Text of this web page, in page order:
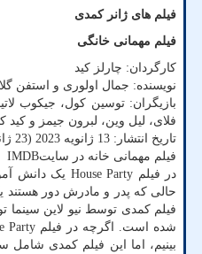
فیلم های ژانر کمدی
فیلم مهمانی خانگی
کارگردان: چارلز کید
نویسنده: جمال اولوری و استفن
بازیگران: توسین کول، جیکوب
فلای، لیل وین، لبرون جیمز و کید
تاریخ انتشار: 13 ژانویه 2023 (23 ژانویه 1401)
فیلم مهمانی خانه در سایتIMDB
در فیلم House Party یک دانش
حالی که پدر و مادرش دور هستند
فیلم کمدی توسط نیو لاین سینما
شده است. اگرچه در فیلم Party
بینیم، اما این فیلم کمدی